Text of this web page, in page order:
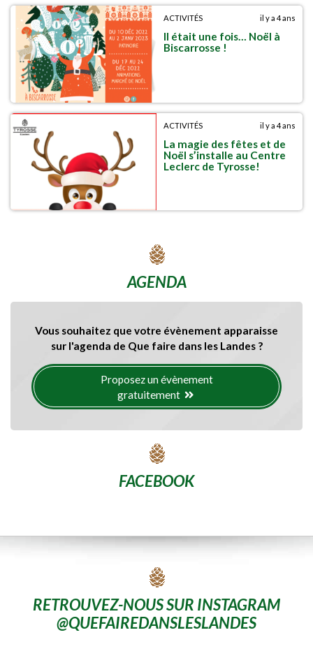
ACTIVITÉS il y a 4 ans
Il était une fois… Noël à
Biscarrosse !
ACTIVITÉS il y a 4 ans
La magie des fêtes et de
Noël s’installe au Centre
Leclerc de Tyrosse!
AGENDA
Vous souhaitez que votre évènement apparaisse
sur l'agenda de Que faire dans les Landes ?
Proposez un évènement
gratuitement
FACEBOOK
RETROUVEZ-NOUS SUR INSTAGRAM
@QUEFAIREDANSLESLANDES